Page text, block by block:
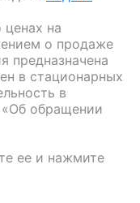
на
о продаже
предназначена
в стационарных
в
«Об обращении
ее и нажмите